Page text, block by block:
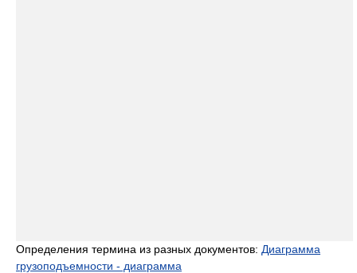
Определения термина из разных документов: Диаграмма
грузоподъемности - диаграмма